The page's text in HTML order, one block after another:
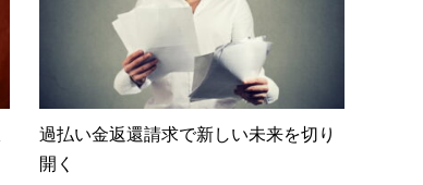
過払い金返還請求で新しい未来を切り
開く